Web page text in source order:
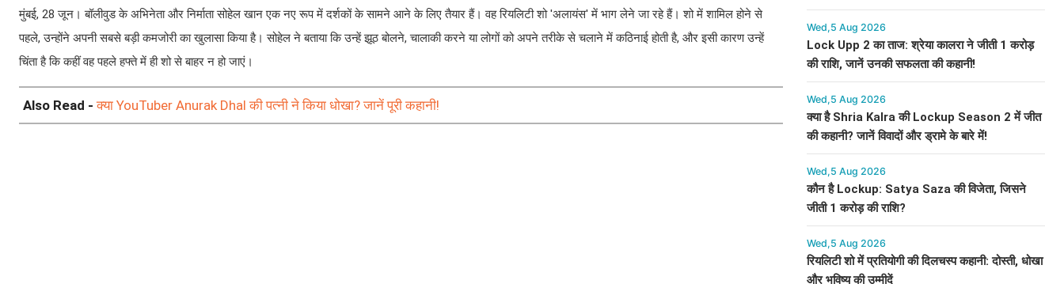
मुंबई, 28 जून। बॉलीवुड के अभिनेता और निर्माता सोहेल खान एक नए रूप में दर्शकों के सामने आने के लिए तैयार हैं। वह रियलिटी शो 'अलायंस' में भाग लेने जा रहे हैं। शो में शामिल होने से
पहले, उन्होंने अपनी सबसे बड़ी कमजोरी का खुलासा किया है। सोहेल ने बताया कि उन्हें झूठ बोलने, चालाकी करने या लोगों को अपने तरीके से चलाने में कठिनाई होती है, और इसी कारण उन्हें
चिंता है कि कहीं वह पहले हफ्ते में ही शो से बाहर न हो जाएं।
Also Read -क्या YouTuber Anurak Dhal की पत्नी ने किया धोखा? जानें पूरी कहानी!
Wed,5 Aug 2026
Lock Upp 2 का ताज: श्रेया कालरा ने जीती 1 करोड़
की राशि, जानें उनकी सफलता की कहानी!
Wed,5 Aug 2026
क्या है Shria Kalra की Lockup Season 2 में जीत
की कहानी? जानें विवादों और ड्रामे के बारे में!
Wed,5 Aug 2026
कौन है Lockup: Satya Saza की विजेता, जिसने
जीती 1 करोड़ की राशि?
Wed,5 Aug 2026
रियलिटी शो में प्रतियोगी की दिलचस्प कहानी: दोस्ती, धोखा
और भविष्य की उम्मीदें